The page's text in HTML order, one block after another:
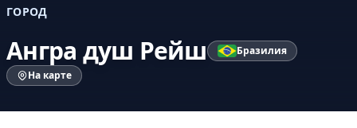
ГОРОД
Ангра душ Рейш
Бразилия
На карте